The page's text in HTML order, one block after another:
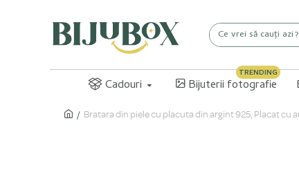
Cadouri Bijuterii fotografie
TRENDING
Bratara din piele cu placuta din argint 925, Placat cu